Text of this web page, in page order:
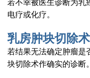
若不幸被医生诊断为乳
电疗或化疗。
乳房肿块切除术
若结果无法确定肿瘤是
块切除术作确实的诊断。